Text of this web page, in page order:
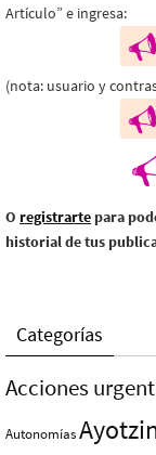
Artículo” e ingresa:
(nota: usuario y
O registrarte para
historial de tus
Categorías
Acciones
Autonomías